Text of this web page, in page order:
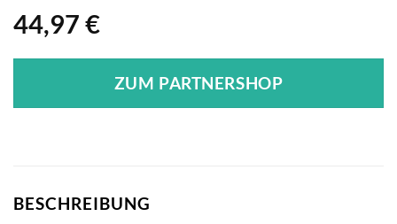
44,97 €
ZUM PARTNERSHOP
BESCHREIBUNG